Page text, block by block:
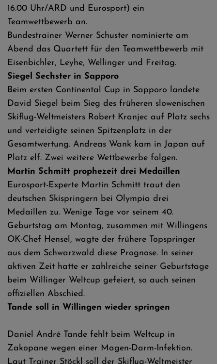
16.00 Uhr/ARD und Eurosport) ein
Teamwettbewerb an.
Bundestrainer Werner Schuster nominierte am
Abend das Quartett für den Teamwettbewerb mit
Eisenbichler, Leyhe, Wellinger und Freitag.
Siegel Sechster in Sapporo
Beim ersten Continental Cup in Sapporo landete
David Siegel beim Sieg des früheren slowenischen
Skiflug-Weltmeisters Robert Kranjec auf Platz sechs
und verteidigte seinen Spitzenplatz in der
Gesamtwertung. Andreas Wank kam in Japan auf
Platz elf. Zwei weitere Wettbewerbe folgen.
Martin Schmitt prophezeit drei Medaillen
Eurosport-Experte Martin Schmitt traut den
deutschen Skispringern bei Olympia drei
Medaillen zu. Wenige Tage vor seinem 40.
Geburtstag am Montag, zusammen mit Willingens
OK-Chef Hensel, wagte der frühere Topspringer
aus dem Schwarzwald diese Prognose. In seiner
aktiven Zeit hatte er zahlreiche seiner Geburtstage
beim Willinger Weltcup gefeiert, so auch seinen
offiziellen Abschied.
Tande soll in Willingen wieder springen
Daniel André Tande fehlt beim Weltcup in
Zakopane wegen einer Magen-Darm-Infektion.
Laut Trainer Stöckl soll der Skiflug-Weltmeister